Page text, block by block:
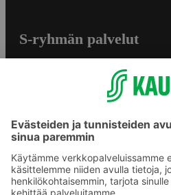
S-ryhmän palvelut
S-ostoslista -sovellus
Prisma.fi
Sokos.fi
S-Pankki
Yhteishyvä